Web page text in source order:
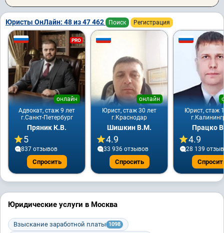
Юристы ОнЛайн: 48 из 47 462 Поиск Регистрация
PRO
Адвокат, стаж 9 лет
онлайн
г.Санкт-Петербург
Пряник К.В.
5
837 отзывов
Спросить
Юрист, стаж 30 лет
онлайн
г.Краснодар
Шишкин В.М.
4.9
33 936 отзывов
Спросить
Юрист, стаж
Працко
4.9
28 139
Юридические услуги в Москва
Взыскание заработной платы 1098